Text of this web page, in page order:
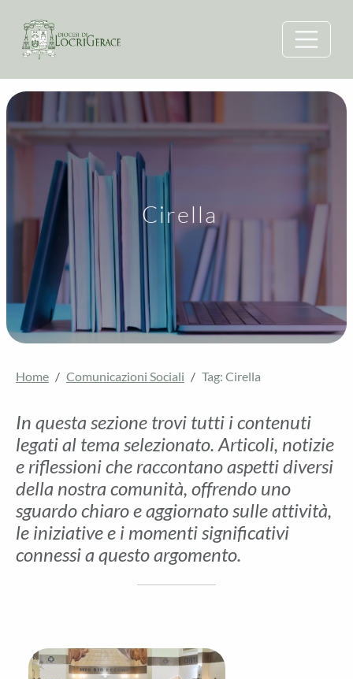
Cirella
Home Comunicazioni Sociali Tag: Cirella
In questa sezione trovi tutti i contenuti
legati al tema selezionato. Articoli, notizie
e riflessioni che raccontano aspetti diversi
della nostra comunità, offrendo uno
sguardo chiaro e aggiornato sulle attività,
le iniziative e i momenti significativi
connessi a questo argomento.